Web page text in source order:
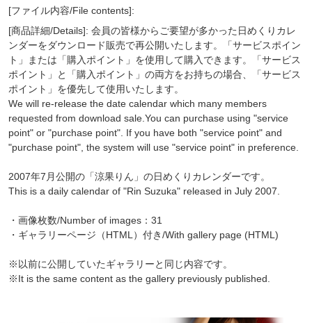
[ファイル内容/File contents]:
[商品詳細/Details]: 会員の皆様からご要望が多かった日めくりカレ
ンダーをダウンロード販売で再公開いたします。「サービスポイン
ト」または「購入ポイント」を使用して購入できます。「サービス
ポイント」と「購入ポイント」の両方をお持ちの場合、「サービス
ポイント」を優先して使用いたします。
We will re-release the date calendar which many members
requested from download sale.You can purchase using "service
point" or "purchase point". If you have both "service point" and
"purchase point", the system will use "service point" in preference.
2007年7月公開の「涼果りん」の日めくりカレンダーです。
This is a daily calendar of "Rin Suzuka" released in July 2007.
・画像枚数/Number of images：31
・ギャラリーページ（HTML）付き/With gallery page (HTML)
※以前に公開していたギャラリーと同じ内容です。
※It is the same content as the gallery previously published.